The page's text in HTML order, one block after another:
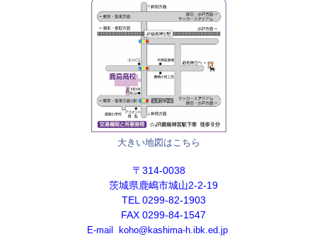
大きい地図はこちら
〒314-0038
茨城県鹿嶋市城山2-2-19
TEL 0299-82-1903
FAX 0299-84-1547
E-mail koho@kashima-h.ibk.ed.jp